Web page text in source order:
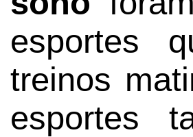
esportes
treinos
esportes